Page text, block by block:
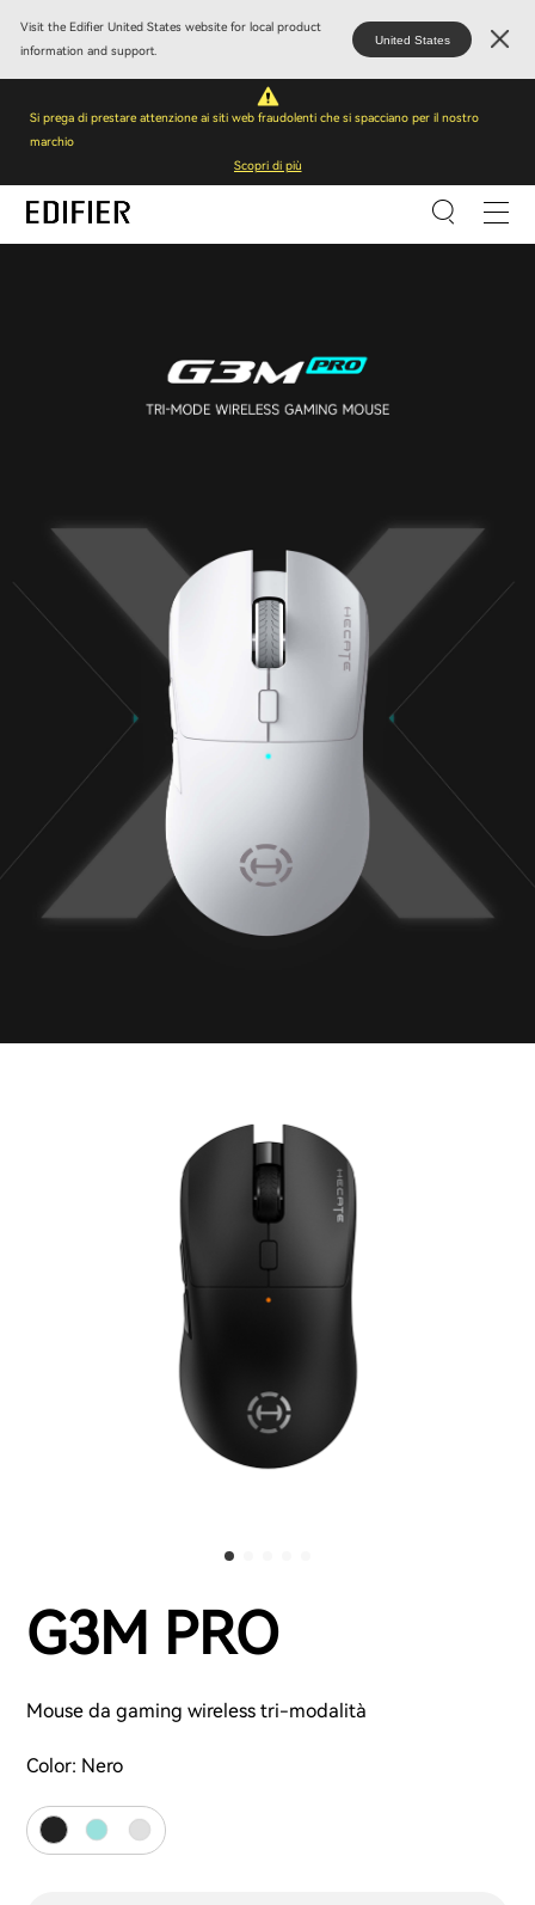
Visit the Edifier United States website for local product
information and support.
United States
Si prega di prestare attenzione ai siti web fraudolenti che si spacciano per il nostro
marchio
Scopri di più
G3M PRO
Mouse da gaming wireless tri-modalità
Color: Nero